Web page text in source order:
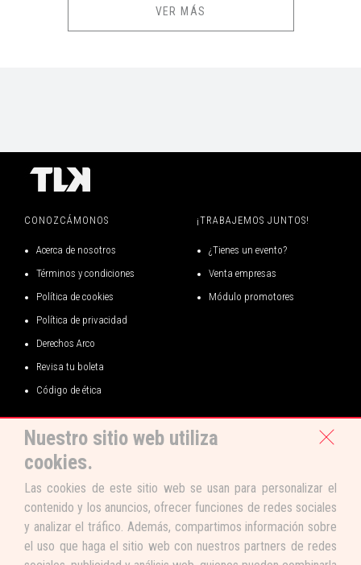
Podrán ingresar a partir de los 18 años.
Precios incluyen comisión ticketera e impuestos.
ORGANIZA
VER MÁS
Nuestro sitio web utiliza
cookies.
Las cookies de este sitio web se usan para personalizar el
contenido y los anuncios, ofrecer funciones de redes sociales
y analizar el tráfico. Además, compartimos información sobre
el uso que haga el sitio web con nuestros partners de redes
CONOZCÁMONOS
Acerca de nosotros
Términos y condiciones
Política de cookies
Política de privacidad
Derechos Arco
Revisa tu boleta
Código de ética
¡TRABAJEMOS JUNTOS!
¿Tienes un evento?
Venta empresas
Módulo promotores
CONVERSEMOS